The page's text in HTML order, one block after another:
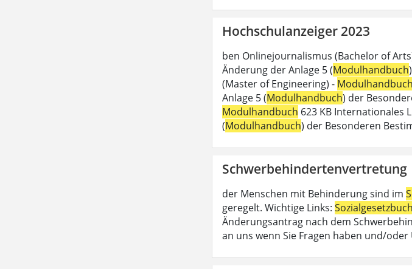
Hochschulanzeiger 2023
ben Onlinejournalismus (Bachelor of
Änderung der Anlage 5 (Modulhandbuch
(Master of Engineering) - Modulhandbuch
Anlage 5 (Modulhandbuch) der
Modulhandbuch 623 KB Internationales
(Modulhandbuch) der Besonderen
Schwerbehindertenvertretung
der Menschen mit Behinderung sind im
geregelt. Wichtige Links: Sozialgesetzbuch
Änderungsantrag nach dem
an uns wenn Sie Fragen haben und/